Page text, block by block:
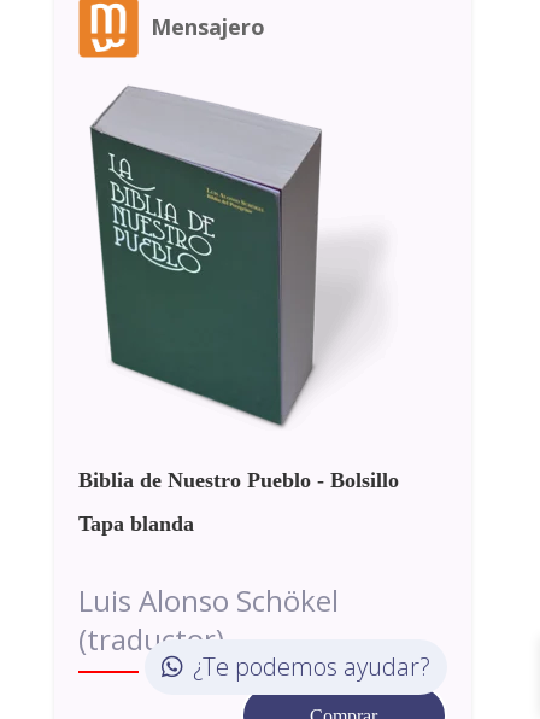
Mensajero
Biblia de Nuestro Pueblo - Bolsillo
Tapa blanda
Luis Alonso Schökel
(traductor)
¿Te podemos ayudar?